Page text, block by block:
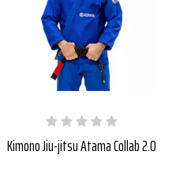
Kimono Jiu-jitsu Atama Collab 2.0